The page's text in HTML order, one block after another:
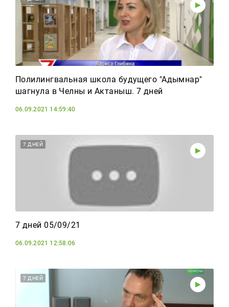
Полилингвальная школа будущего "Адымнар"
шагнула в Челны и Актаныш. 7 дней
06.09.2021 14:59:40
7 ДНЕЙ
7 дней 05/09/21
06.09.2021 12:58:06
7 ДНЕЙ